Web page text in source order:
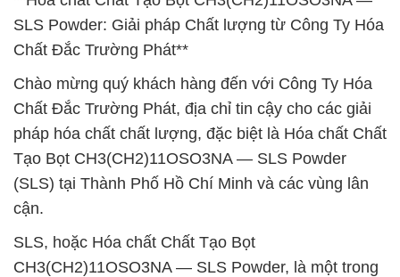
SLS Powder: Giải pháp Chất lượng từ Công Ty Hóa
Chất Đắc Trường Phát**
Chào mừng quý khách hàng đến với Công Ty Hóa
Chất Đắc Trường Phát, địa chỉ tin cậy cho các giải
pháp hóa chất chất lượng, đặc biệt là Hóa chất Chất
Tạo Bọt CH3(CH2)11OSO3NA — SLS Powder
(SLS) tại Thành Phố Hồ Chí Minh và các vùng lân
cận.
SLS, hoặc Hóa chất Chất Tạo Bọt
CH3(CH2)11OSO3NA — SLS Powder, là một trong